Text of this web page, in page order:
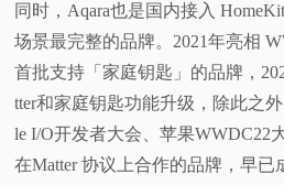
同时，Aqara也是国内接入
场景最完整的品牌。2021年亮相
首批支持「家庭钥匙」的品牌，
tter和家庭钥匙功能升级，除此之
le I/O开发者大会、苹果WWDC22
在Matter 协议上合作的品牌，早